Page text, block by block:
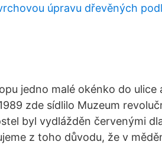
úpravu dřevěných
jedno malé okénko do ulice
zde sídlilo Muzeum
byl vydlážděn červenými
z toho důvodu, že v